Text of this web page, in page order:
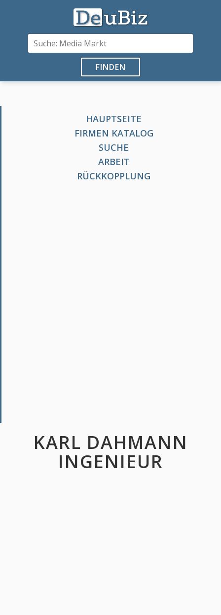
FINDEN
HAUPTSEITE
FIRMEN KATALOG
SUCHE
ARBEIT
RÜCKKOPPLUNG
KARL DAHMANN
INGENIEUR